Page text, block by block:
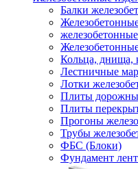
Балки
Кольца, днища,
Лестничные
Лотки
Плиты
Плиты
Прогоны
Трубы
ФБС (Блоки)
Фундамент